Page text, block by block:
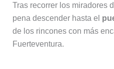
Tras recorrer los miradores
pena descender hasta el
de los rincones con más
Fuerteventura.